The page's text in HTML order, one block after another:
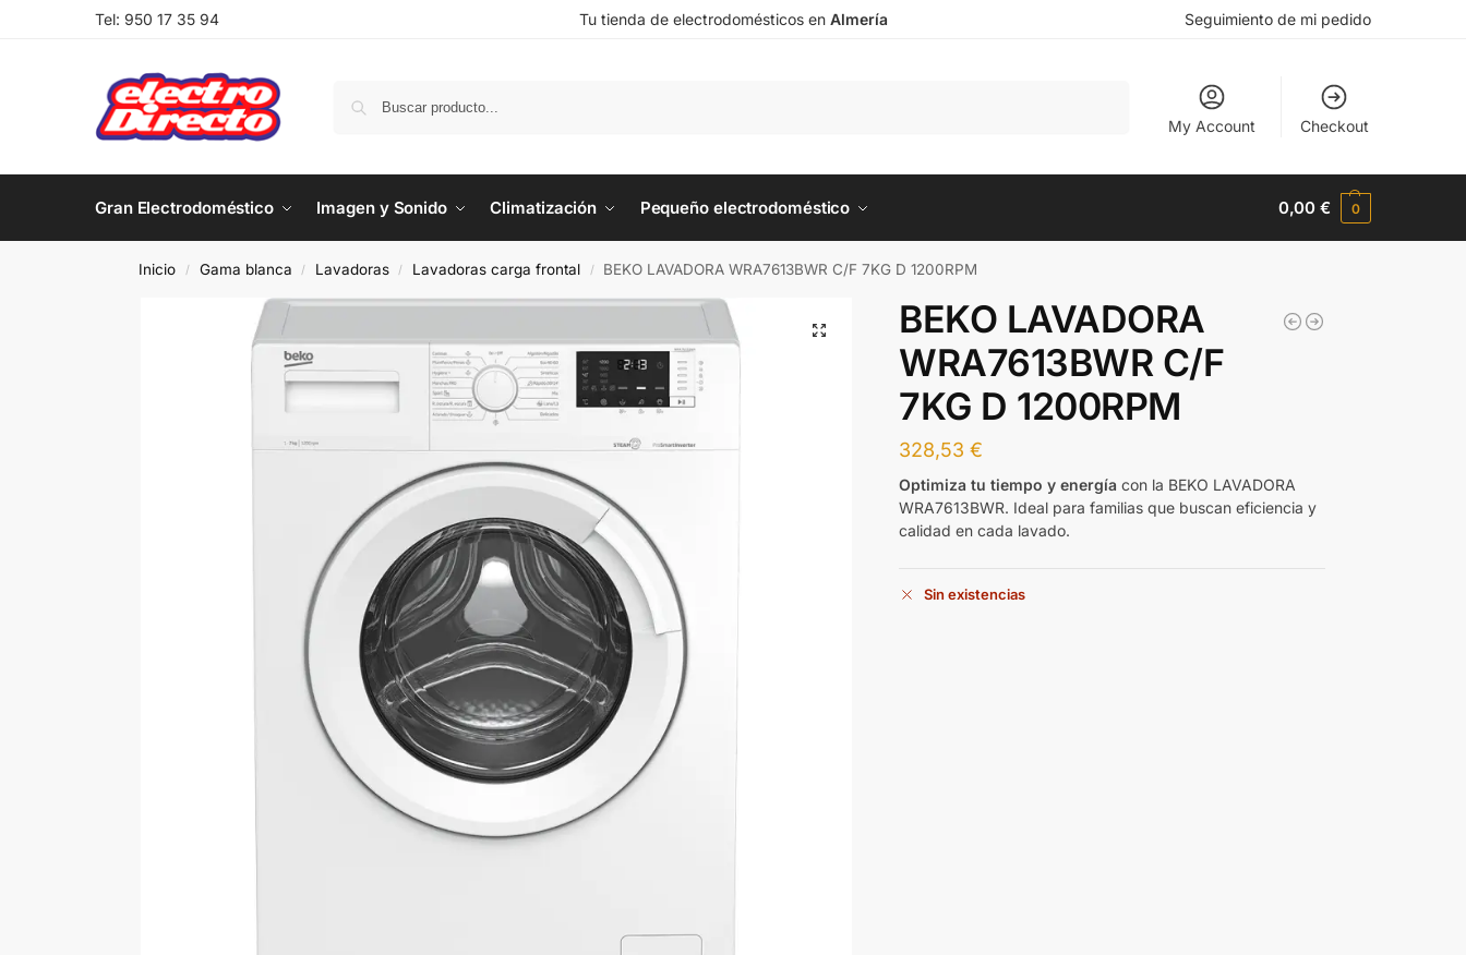
Tel: 950 17 35 94 Tu tienda de electrodomésticos en Almería Seguimiento de mi pedido
My Account Checkout
Gran Electrodoméstico Imagen y Sonido Climatización Pequeño electrodoméstico 0,00€ 0
Inicio / Gama blanca / Lavadoras / Lavadoras carga frontal / BEKO LAVADORA WRA7613BWR C/F 7KG D 1200RPM
BEKO LAVADORA
WRA7613BWR C/F
7KG D 1200RPM
328,53€
Optimiza tu tiempo y energía con la BEKO LAVADORA
WRA7613BWR. Ideal para familias que buscan eficiencia y
calidad en cada lavado.
Sin existencias